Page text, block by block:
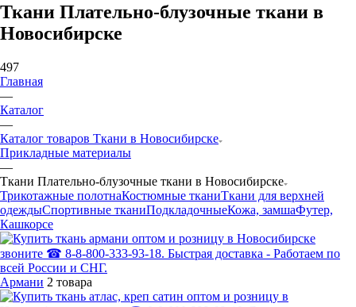
Ткани Плательно-блузочные ткани в
Новосибирске
497
Главная
—
Каталог
—
Каталог товаров Ткани в Новосибирске
Прикладные материалы
—
Ткани Плательно-блузочные ткани в Новосибирске
Трикотажные полотнаКостюмные тканиТкани для верхней
одеждыСпортивные тканиПодкладочныеКожа, замшаФутер,
Кашкорсе
Армани 2 товара